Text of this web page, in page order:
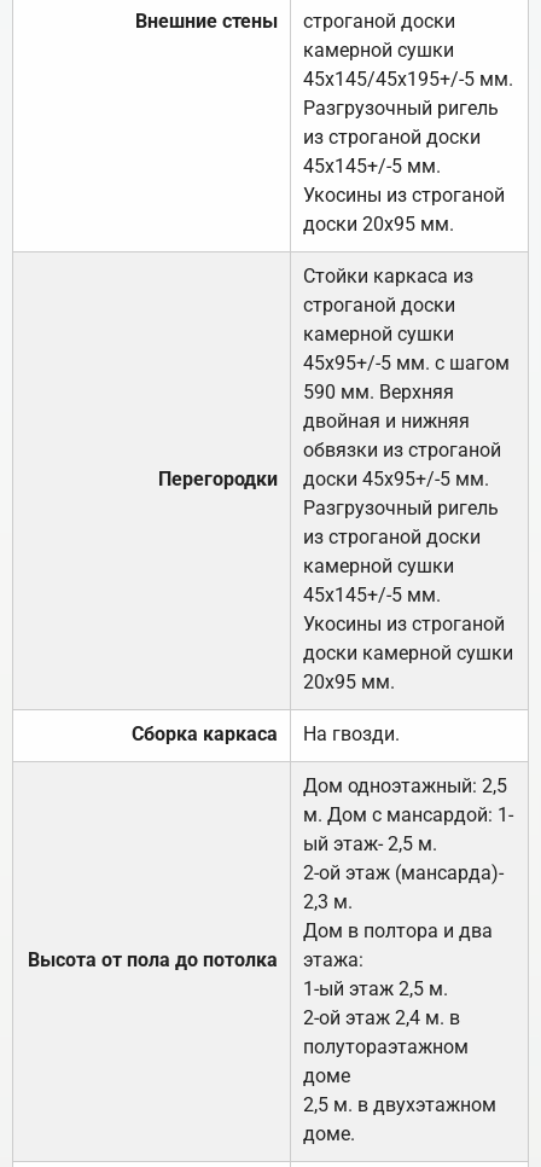
Внешние стены
строганой доски
камерной сушки
45х145/45х195+/-5 мм.
Разгрузочный ригель
из строганой доски
45х145+/-5 мм.
Укосины из строганой
доски 20х95 мм.
Перегородки
Стойки каркаса из
строганой доски
камерной сушки
45х95+/-5 мм. с шагом
590 мм. Верхняя
двойная и нижняя
обвязки из строганой
доски 45х95+/-5 мм.
Разгрузочный ригель
из строганой доски
камерной сушки
45х145+/-5 мм.
Укосины из строганой
доски камерной сушки
20х95 мм.
Сборка каркаса На гвозди.
Высота от пола до потолка
Дом одноэтажный: 2,5
м. Дом с мансардой: 1-
ый этаж- 2,5 м.
2-ой этаж (мансарда)-
2,3 м.
Дом в полтора и два
этажа:
1-ый этаж 2,5 м.
2-ой этаж 2,4 м. в
полутораэтажном
доме
2,5 м. в двухэтажном
доме.